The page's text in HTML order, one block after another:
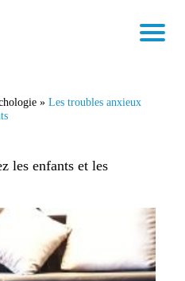
» Les troubles anxieux
les enfants et les